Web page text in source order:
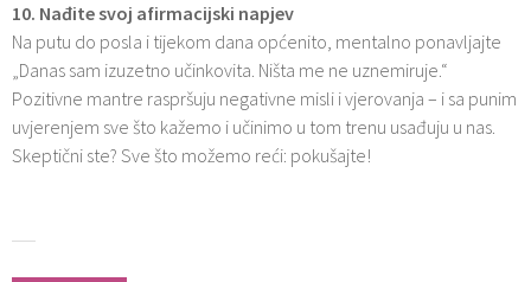
10. Nađite svoj afirmacijski napjev
Na putu do posla i tijekom dana općenito, mentalno ponavljajte
„Danas sam izuzetno učinkovita. Ništa me ne uznemiruje.“
Pozitivne mantre raspršuju negativne misli i vjerovanja – i sa punim
uvjerenjem sve što kažemo i učinimo u tom trenu usađuju u nas.
Skeptični ste? Sve što možemo reći: pokušajte!